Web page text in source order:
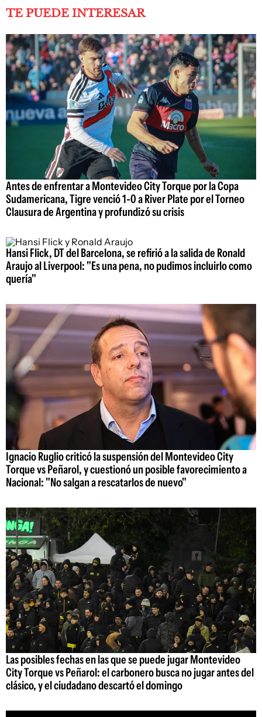
TE PUEDE INTERESAR
Antes de enfrentar a Montevideo City Torque por la Copa
Sudamericana, Tigre venció 1-0 a River Plate por el Torneo
Clausura de Argentina y profundizó su crisis
Hansi Flick, DT del Barcelona, se refirió a la salida de Ronald
Araujo al Liverpool: "Es una pena, no pudimos incluirlo como
quería"
Ignacio Ruglio criticó la suspensión del Montevideo City
Torque vs Peñarol, y cuestionó un posible favorecimiento a
Nacional: "No salgan a rescatarlos de nuevo"
Las posibles fechas en las que se puede jugar Montevideo
City Torque vs Peñarol: el carbonero busca no jugar antes del
clásico, y el ciudadano descartó el domingo